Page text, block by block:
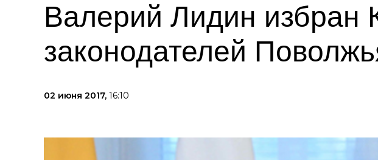
Валерий Лидин избран
законодателей
02 июня 2017, 16:10